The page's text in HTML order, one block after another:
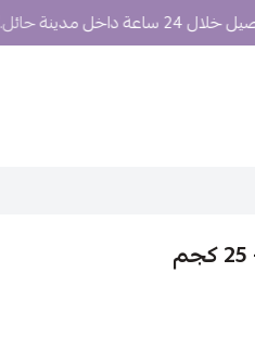
داخل مدينة حائل.